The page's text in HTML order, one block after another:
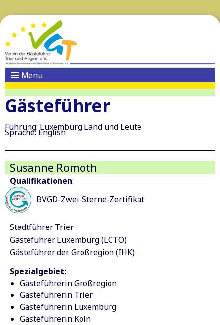
Menu
Gästeführer
Führung: Luxemburg Land und Leute
Sprache: English
Susanne Romoth
Qualifikationen:
BVGD-Zwei-Sterne-Zertifikat
Stadtführer Trier
Gästeführer Luxemburg (LCTO)
Gästeführer der Großregion (IHK)
Spezialgebiet:
Gästeführerin Großregion
Gästeführerin Trier
Gästeführerin Luxemburg
Gästeführerin Köln